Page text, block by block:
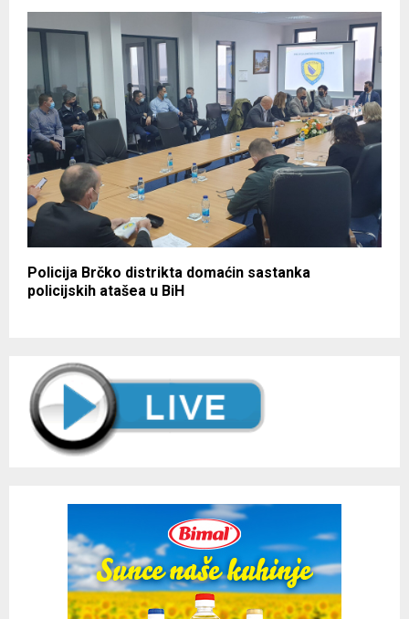
Policija Brčko distrikta domaćin sastanka
policijskih atašea u BiH